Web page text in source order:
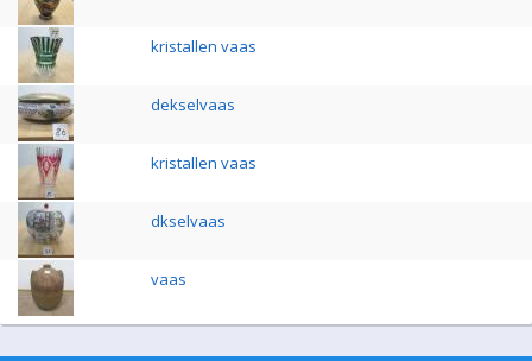
kristallen vaas
dekselvaas
kristallen vaas
dkselvaas
vaas